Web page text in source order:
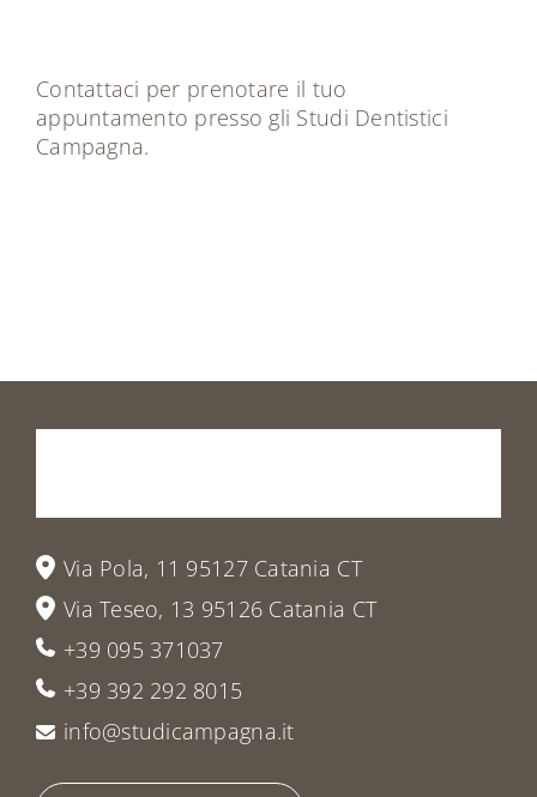
Contattaci per prenotare il tuo
appuntamento presso gli Studi Dentistici
Campagna.
Via Pola, 11 95127 Catania CT
Via Teseo, 13 95126 Catania CT
+39 095 371037
+39 392 292 8015
info@studicampagna.it